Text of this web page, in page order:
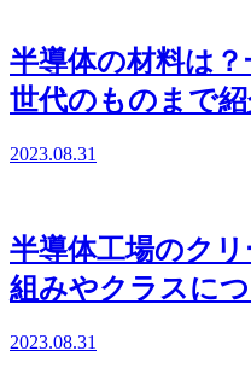
半導体の材料は
世代のものまで
2023.08.31
半導体工場のク
組みやクラスに
2023.08.31